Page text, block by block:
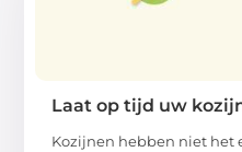
Laat op tijd uw
Kozijnen hebben niet het